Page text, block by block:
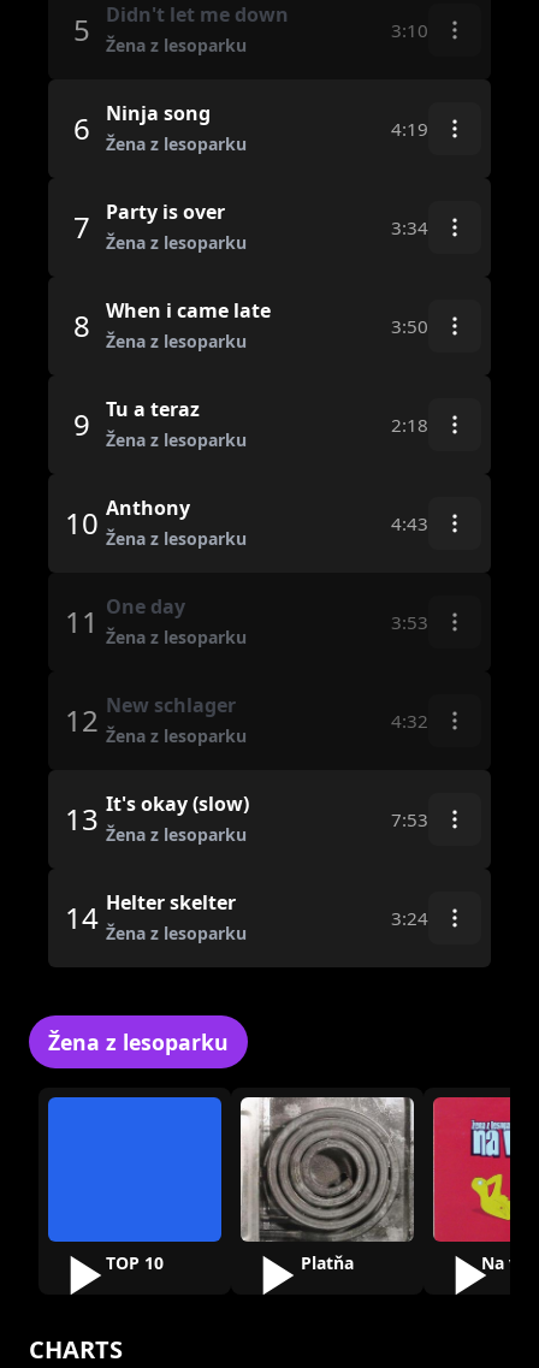
5 Didn't let me down
Žena z lesoparku
3:10
6 Ninja song
Žena z lesoparku
4:19
7 Party is over
Žena z lesoparku
3:34
8 When i came late
Žena z lesoparku
3:50
9 Tu a teraz
Žena z lesoparku
2:18
10 Anthony
Žena z lesoparku
4:43
11 One day
Žena z lesoparku
3:53
12 New schlager
Žena z lesoparku
4:32
13 It's okay (slow)
Žena z lesoparku
7:53
14 Helter skelter
Žena z lesoparku
3:24
Žena z lesoparku
TOP 10 Platňa Na
CHARTS